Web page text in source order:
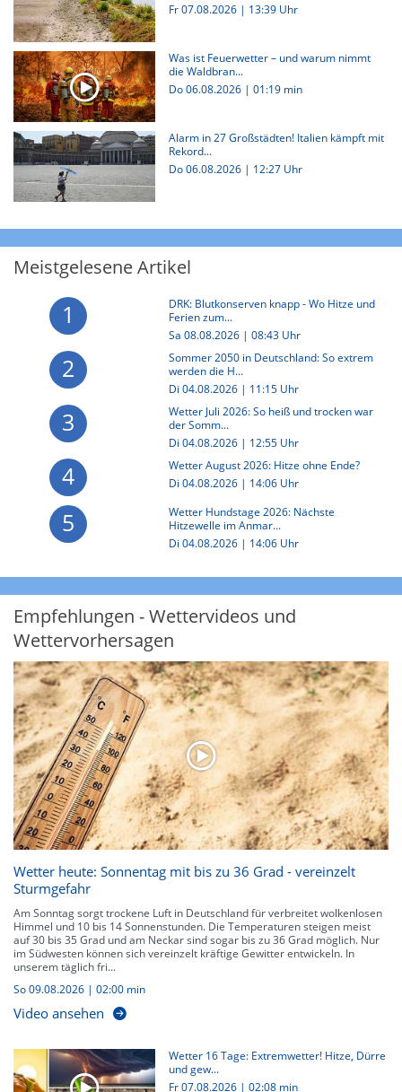
Fr 07.08.2026 | 13:39 Uhr
Was ist Feuerwetter – und warum nimmt
die Waldbran...
Do 06.08.2026 |01:19 min
Alarm in 27 Großstädten! Italien kämpft mit
Rekord...
Do 06.08.2026 | 12:27 Uhr
Meistgelesene Artikel
1
DRK: Blutkonserven knapp - Wo Hitze und
Ferien zum...
Sa 08.08.2026 | 08:43 Uhr
2
Sommer 2050 in Deutschland: So extrem
werden die H...
Di 04.08.2026 | 11:15 Uhr
3
Wetter Juli 2026: So heiß und trocken war
der Somm...
Di 04.08.2026 | 12:55 Uhr
4
Wetter August 2026: Hitze ohne Ende?
Di 04.08.2026 | 14:06 Uhr
5
Wetter Hundstage 2026: Nächste
Hitzewelle im Anmar...
Di 04.08.2026 | 14:06 Uhr
Empfehlungen - Wettervideos und
Wettervorhersagen
Wetter heute: Sonnentag mit bis zu 36 Grad - vereinzelt
Sturmgefahr
Am Sonntag sorgt trockene Luft in Deutschland für verbreitet wolkenlosen
Himmel und 10 bis 14 Sonnenstunden. Die Temperaturen steigen meist
auf 30 bis 35 Grad und am Neckar sind sogar bis zu 36 Grad möglich. Nur
im Südwesten können sich vereinzelt kräftige Gewitter entwickeln. In
unserem täglich fri...
So 09.08.2026 | 02:00 min
Video ansehen
Wetter 16 Tage: Extremwetter! Hitze, Dürre
und gew...
Fr 07.08.2026 |02:08 min